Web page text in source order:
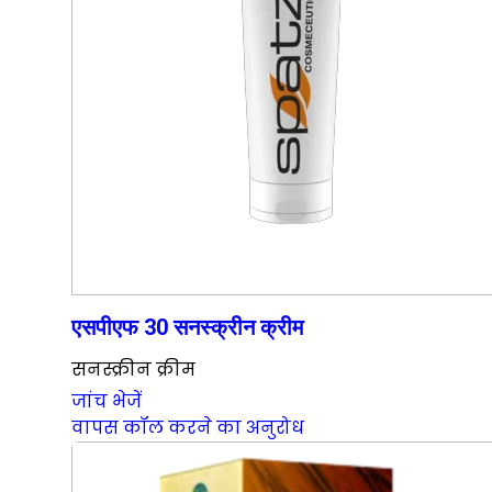
एसपीएफ 30 सनस्क्रीन क्रीम
सनस्क्रीन क्रीम
जांच भेजें
वापस कॉल करने का अनुरोध